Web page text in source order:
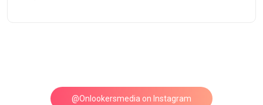
@Onlookersmedia on Instagram
Follow on Instagram